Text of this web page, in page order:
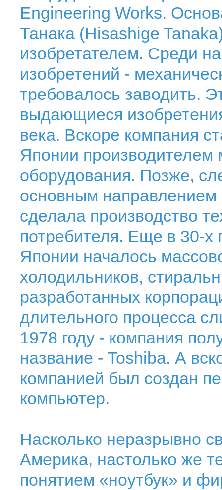
Engineering Works.
Танака (Hisashige
изобретателем. Среди
изобретений -
требовалось заводить.
выдающиеся
века. Вскоре компания
Японии производителем
оборудования. Позже,
основным направлением
сделала производство
потребителя. Еще в 30-х
Японии началось
холодильников,
разработанных
длительного процесса
1978 году - компания
название - Toshiba. А
компанией был создан
компьютер.
Насколько неразрывно
Америка, настолько же
понятием «ноутбук» и